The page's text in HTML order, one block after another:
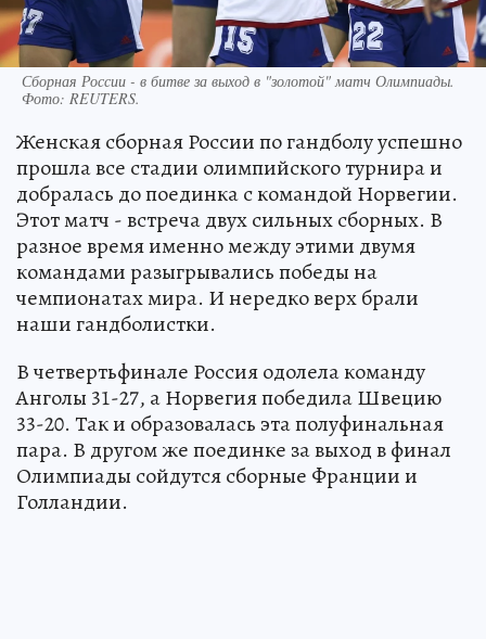
Сборная России - в битве за выход в "золотой" матч Олимпиады.
Фото: REUTERS.
Женская сборная России по гандболу успешно
прошла все стадии олимпийского турнира и
добралась до поединка с командой Норвегии.
Этот матч - встреча двух сильных сборных. В
разное время именно между этими двумя
командами разыгрывались победы на
чемпионатах мира. И нередко верх брали
наши гандболистки.
В четвертьфинале Россия одолела команду
Анголы 31-27, а Норвегия победила Швецию
33-20. Так и образовалась эта полуфинальная
пара. В другом же поединке за выход в финал
Олимпиады сойдутся сборные Франции и
Голландии.